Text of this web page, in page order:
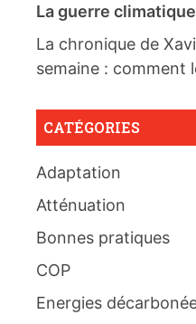
La guerre
La chronique de
semaine : comment
CATÉGORIES
Adaptation
Atténuation
Bonnes pratiques
COP
Energies